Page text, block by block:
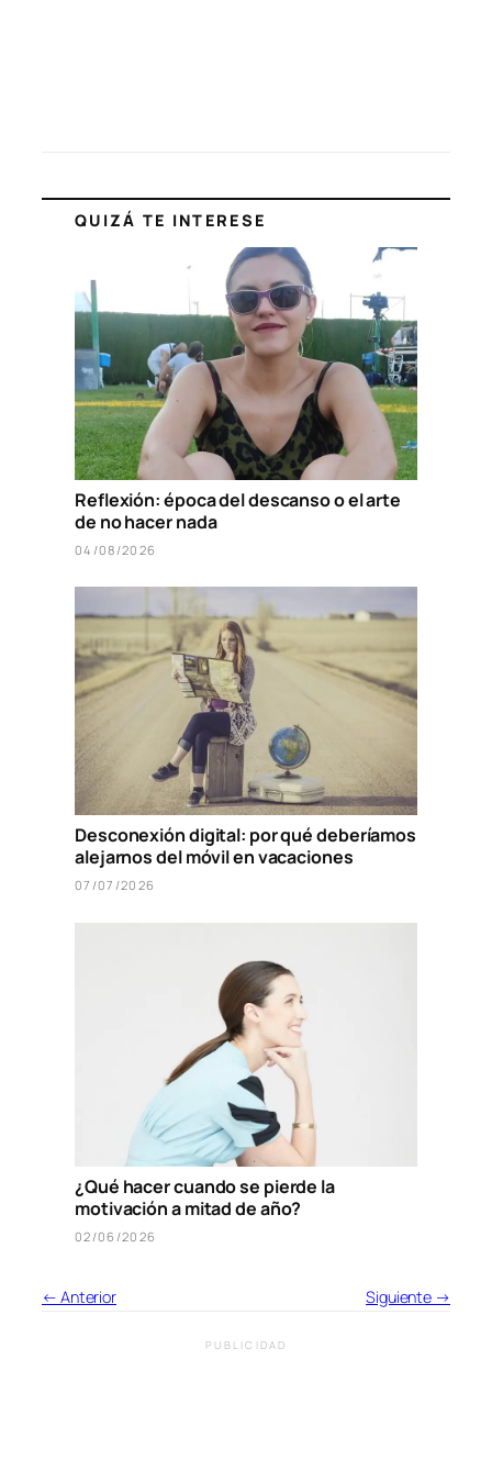
QUIZÁ TE INTERESE
Reflexión: época del descanso o el arte
de no hacer nada
04/08/2026
Desconexión digital: por qué deberíamos
alejarnos del móvil en vacaciones
07/07/2026
¿Qué hacer cuando se pierde la
motivación a mitad de año?
02/06/2026
← Anterior Siguiente →
PUBLICIDAD